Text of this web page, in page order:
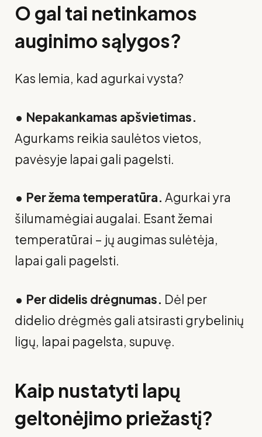
O gal tai netinkamos
auginimo sąlygos?
Kas lemia, kad agurkai vysta?
• Nepakankamas apšvietimas.
Agurkams reikia saulėtos vietos,
pavėsyje lapai gali pagelsti.
• Per žema temperatūra. Agurkai yra
šilumamėgiai augalai. Esant žemai
temperatūrai – jų augimas sulėtėja,
lapai gali pagelsti.
• Per didelis drėgnumas. Dėl per
didelio drėgmės gali atsirasti grybelinių
ligų, lapai pagelsta, supuvę.
Kaip nustatyti lapų
geltonėjimo priežastį?